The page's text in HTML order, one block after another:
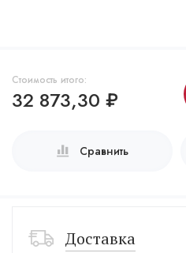
Стоимость итого:
32 873,30 ₽
Сравнить
Доставка